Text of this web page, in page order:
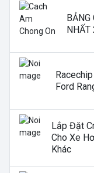
BẢNG
NHẤT
Ford
Lắp Đặt
Cho Xe
Khác